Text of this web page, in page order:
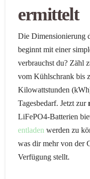
ermittelt
Die Dimensionierung
beginnt mit einer
verbrauchst du? Zähl
vom Kühlschrank bis
Kilowattstunden
Tagesbedarf. Jetzt zur
LiFePO4-Batterien
entladen werden zu
was dir mehr von der
Verfügung stellt.